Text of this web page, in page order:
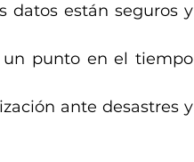
datos están seguros y
punto en el tiempo
ante desastres y